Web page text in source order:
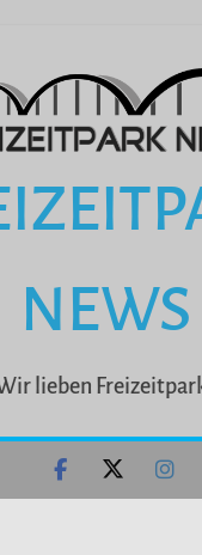
NEWS
lieben